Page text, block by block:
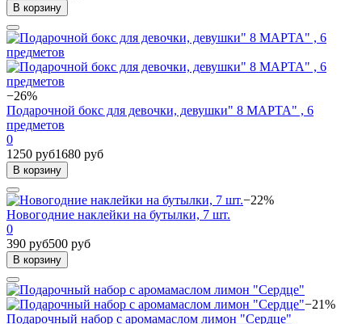
В корзину
−26%
Подарочной бокс для девочки, девушки" 8 МАРТА" , 6
предметов
0
1250 руб1680 руб
В корзину
−22%
Новогодние наклейки на бутылки, 7 шт.
0
390 руб500 руб
В корзину
−21%
Подарочный набор с аромамаслом лимон "Сердце"